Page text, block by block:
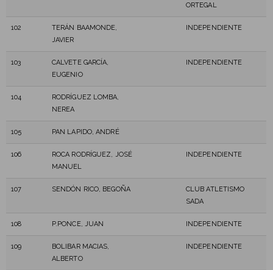
ORTEGAL
102
TERÁN BAAMONDE,
JAVIER
INDEPENDIENTE
103
CALVETE GARCÍA,
EUGENIO
INDEPENDIENTE
104
RODRÍGUEZ LOMBA,
NEREA
105 PAN LAPIDO, ANDRÉ
106
ROCA RODRÍGUEZ, JOSÉ
MANUEL
INDEPENDIENTE
107 SENDÓN RICO, BEGOÑA
CLUB ATLETISMO
SADA
108 P.PONCE, JUAN INDEPENDIENTE
109
BOLIBAR MACIAS,
ALBERTO
INDEPENDIENTE